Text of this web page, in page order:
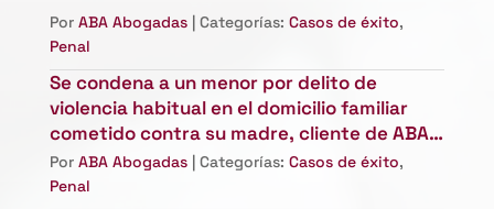
Por ABA Abogadas| Categorías: Casos de éxito,
Penal
Se condena a un menor por delito de
violencia habitual en el domicilio familiar
cometido contra su madre, cliente de ABA
Abogadas
Por ABA Abogadas| Categorías: Casos de éxito,
Penal